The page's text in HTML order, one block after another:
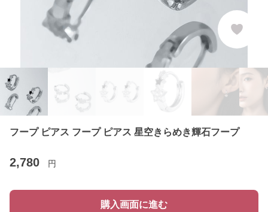
フープ ピアス フープ ピアス 星空きらめき輝石フープ
2,780 円
購入画面に進む